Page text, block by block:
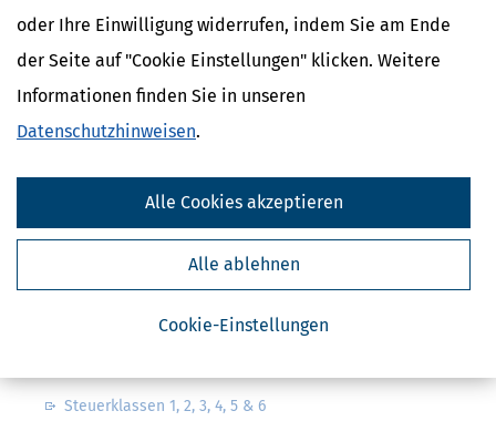
oder Ihre Einwilligung widerrufen, indem Sie am Ende
der Seite auf "Cookie Einstellungen" klicken. Weitere
Informationen finden Sie in unseren
Datenschutzhinweisen.
Cookie-Einstellungen
Alle ablehnen
Alle Cookies akzeptieren
Kostenlose Steuertipps & News
Ja, ich möchte die kostenlosen Newsletter
von Steuertipps abonnieren. Die
habe ich gelesen.
Steuerklassen 1, 2, 3, 4, 5 & 6